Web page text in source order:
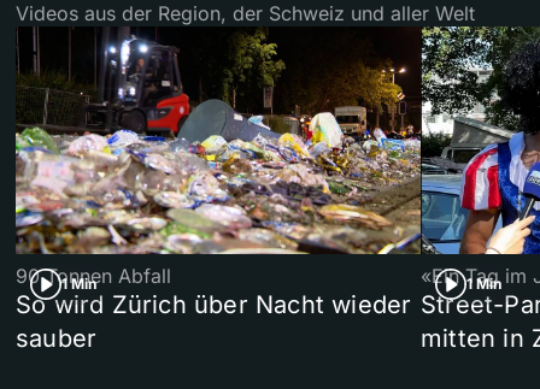
Videos aus der Region, der Schweiz und aller Welt
1 Min
90 Tonnen Abfall
So wird Zürich über Nacht wieder
sauber
1 Min
«Ein Tag im
Street-
mitten in